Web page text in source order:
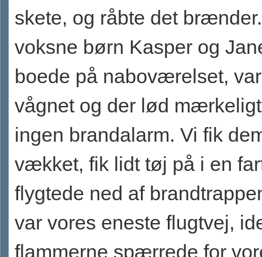
skete, og råbte det
voksne børn Kasper og
boede på naboværelset,
vågnet og der lød
ingen brandalarm. Vi fik
vækket, fik lidt tøj på i en
flygtede ned af
var vores eneste flugtvej,
flammerne spærrede for